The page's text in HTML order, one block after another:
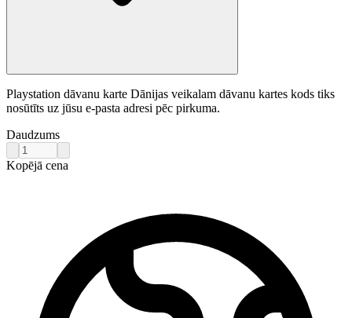
Playstation dāvanu karte Dānijas veikalam dāvanu kartes kods tiks
nosūtīts uz jūsu e-pasta adresi pēc pirkuma.
Daudzums
Kopējā cena